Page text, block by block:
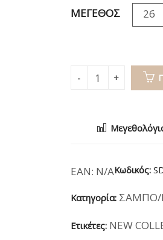
ΜΕΓΕΘΟΣ 26
EAN: N/AΚωδικός:
Κατηγορία: ΣΑΜΠΟ/
Ετικέτες: NEW